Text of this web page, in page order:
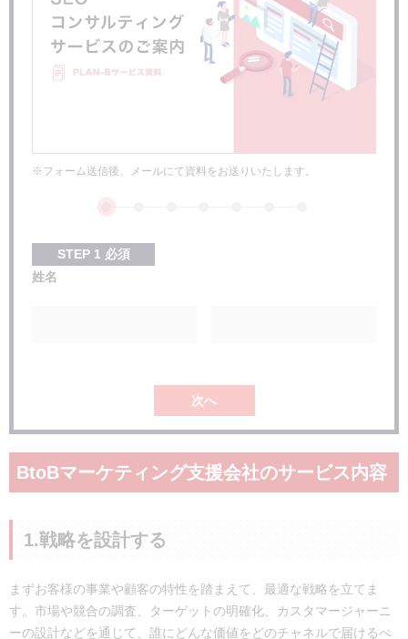
株式会社ベーシック
株式会社THE MOLTS
サクラサクマーケティング株式会社
株式会社サイバーエージェント
株式会社W-ENDLESS【PR】
株式会社ITコミュニケーションズ【PR】
シュワット株式会社【PR】
マーケティング会社の中で大手・有名なのは？
SNSマーケティングに強みのある会社は？
※フォーム送信後、メールにて資料をお送りいたします。
STEP 1 必須
姓名
次へ
BtoBマーケティング支援会社のサービス内容
1.戦略を設計する
まずお客様の事業や顧客の特性を踏まえて、最適な戦略を立てま
す。市場や競合の調査、ターゲットの明確化、カスタマージャーニ
ーの設計などを通じて、誰にどんな価値をどのチャネルで届けるべ